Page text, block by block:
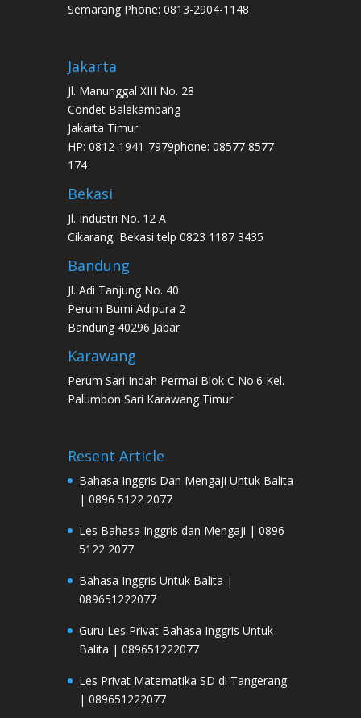
Semarang Phone: 0813-2904-1148
Jakarta
Jl. Manunggal XIII No. 28
Condet Balekambang
Jakarta Timur
HP: 0812-1941-7979phone: 08577 8577
174
Bekasi
Jl. Industri No. 12 A
Cikarang, Bekasi telp 0823 1187 3435
Bandung
Jl. Adi Tanjung No. 40
Perum Bumi Adipura 2
Bandung 40296 Jabar
Karawang
Perum Sari Indah Permai Blok C No.6 Kel.
Palumbon Sari Karawang Timur
Resent Article
Bahasa Inggris Dan Mengaji Untuk Balita
| 0896 5122 2077
Les Bahasa Inggris dan Mengaji | 0896
5122 2077
Bahasa Inggris Untuk Balita |
089651222077
Guru Les Privat Bahasa Inggris Untuk
Balita | 089651222077
Les Privat Matematika SD di Tangerang
| 089651222077